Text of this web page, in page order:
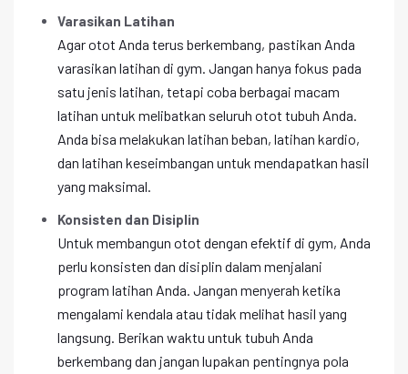
Varasikan Latihan
Agar otot Anda terus berkembang, pastikan Anda
varasikan latihan di gym. Jangan hanya fokus pada
satu jenis latihan, tetapi coba berbagai macam
latihan untuk melibatkan seluruh otot tubuh Anda.
Anda bisa melakukan latihan beban, latihan kardio,
dan latihan keseimbangan untuk mendapatkan hasil
yang maksimal.
Konsisten dan Disiplin
Untuk membangun otot dengan efektif di gym, Anda
perlu konsisten dan disiplin dalam menjalani
program latihan Anda. Jangan menyerah ketika
mengalami kendala atau tidak melihat hasil yang
langsung. Berikan waktu untuk tubuh Anda
berkembang dan jangan lupakan pentingnya pola